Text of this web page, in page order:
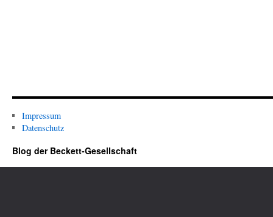
Impressum
Datenschutz
Blog der Beckett-Gesellschaft